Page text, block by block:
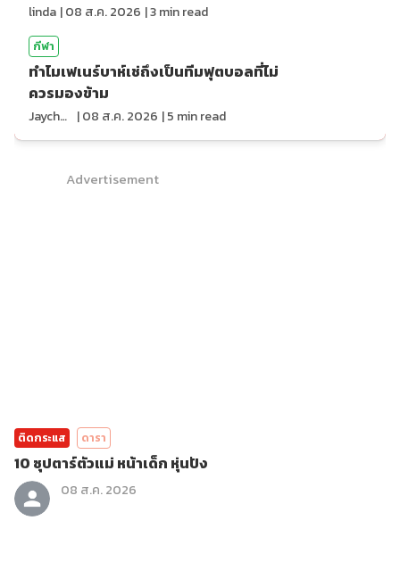
linda |08 ส.ค. 2026 |3min read
กีฬา
ทำไมเฟเนร์บาห์เช่ถึงเป็นทีมฟุตบอลที่ไม่
ควรมองข้าม
Jaychou |08 ส.ค. 2026 |5 min read
Advertisement
ติดกระแส ดารา
10 ซุปตาร์ตัวแม่ หน้าเด็ก หุ่นปัง
08 ส.ค. 2026